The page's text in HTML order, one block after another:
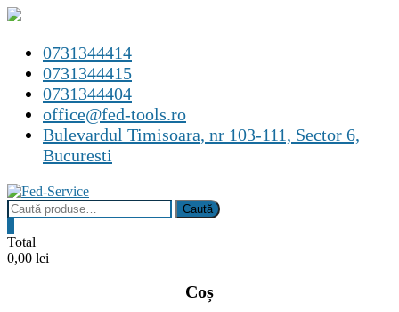
Skip
content
0731344414
0731344415
0731344404
office@fed-tools.ro
Bulevardul Timisoara, nr 103-111, Sector 6,
Bucuresti
Caută
după:
Caută
Total
0,00 lei
Coș